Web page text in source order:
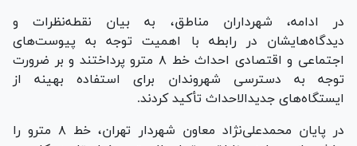
در ادامه، شهرداران مناطق، به بیان نقطه‌نظرات و
دیدگاه‌هایشان در رابطه با اهمیت توجه به پیوست‌های
اجتماعی و اقتصادی احداث خط ۸ مترو پرداختند و بر ضرورت
توجه به دسترسی شهروندان برای استفاده بهینه از
ایستگاه‌های جدیدالاحداث تأکید کردند.
در پایان محمدعلی‌نژاد معاون شهردار تهران، خط ۸ مترو را